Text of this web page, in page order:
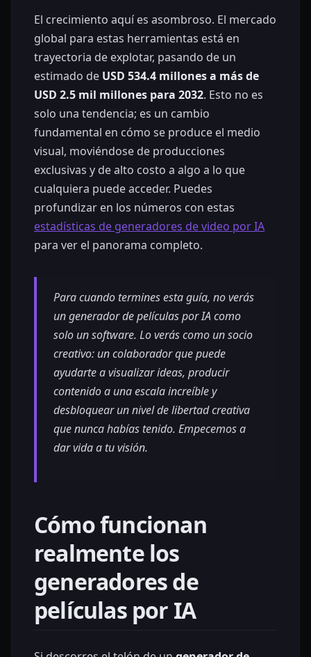
El crecimiento aquí es asombroso. El mercado
global para estas herramientas está en
trayectoria de explotar, pasando de un
estimado de USD 534.4 millones a más de
USD 2.5 mil millones para 2032. Esto no es
solo una tendencia; es un cambio
fundamental en cómo se produce el medio
visual, moviéndose de producciones
exclusivas y de alto costo a algo a lo que
cualquiera puede acceder. Puedes
profundizar en los números con estas
estadísticas de generadores de video por IA
para ver el panorama completo.
Para cuando termines esta guía, no verás
un generador de películas por IA como
solo un software. Lo verás como un socio
creativo: un colaborador que puede
ayudarte a visualizar ideas, producir
contenido a una escala increíble y
desbloquear un nivel de libertad creativa
que nunca habías tenido. Empecemos a
dar vida a tu visión.
Cómo funcionan
realmente los
generadores de
películas por IA